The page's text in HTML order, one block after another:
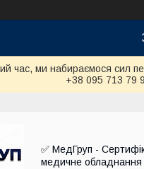
час, ми набираємося сил
+38 095 713 79
✅ МедГруп -
медичне обладнання